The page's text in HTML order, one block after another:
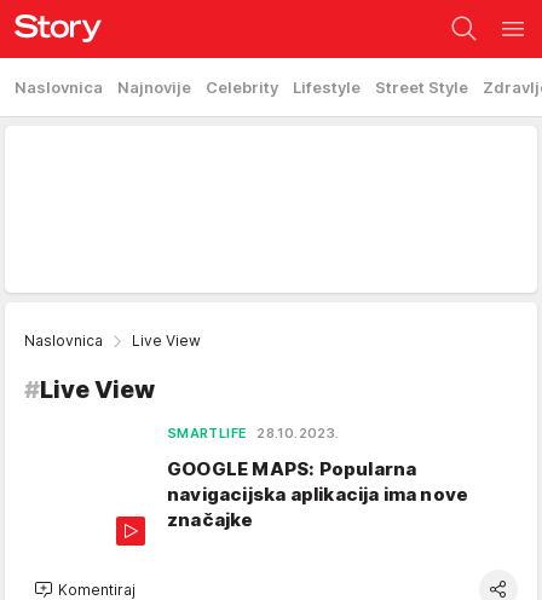
Naslovnica Najnovije Celebrity Lifestyle Street Style
Naslovnica Live View
#Live View
SMARTLIFE 28.10.2023.
GOOGLE MAPS: Popularna
navigacijska aplikacija ima nove
značajke
Komentiraj